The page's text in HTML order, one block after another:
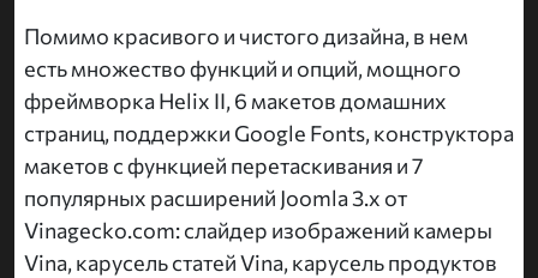
Помимо красивого и чистого дизайна, в нем
есть множество функций и опций, мощного
фреймворка Helix II, 6 макетов домашних
страниц, поддержки Google Fonts, конструктора
макетов с функцией перетаскивания и 7
популярных расширений Joomla 3.x от
Vinagecko.com: слайдер изображений камеры
Vina, карусель статей Vina, карусель продуктов